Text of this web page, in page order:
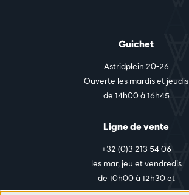
Guichet
Astridplein 20-26
Ouverte les mardis et jeudis
de 14h00 à 16h45
Ligne de vente
+32 (0)3 213 54 06
les mar, jeu et vendredis
de 10h00 à 12h30 et
de 14h00 à 17h00